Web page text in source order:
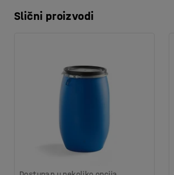
Slični proizvodi